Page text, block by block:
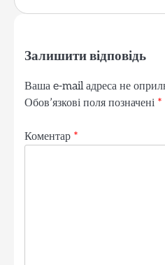
Залишити відповідь
Ваша e-mail адреса не
Обов’язкові поля позначені *
Коментар *